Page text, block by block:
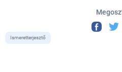
Ismeretterjesztő